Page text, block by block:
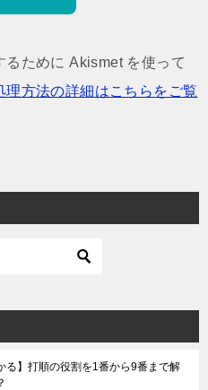
るために Akismet を使って
理方法の詳細はこちらをご覧
る】打順の役割を1番から9番まで解